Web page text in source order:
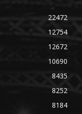
22472
12754
12672
10690
8435
8252
8184